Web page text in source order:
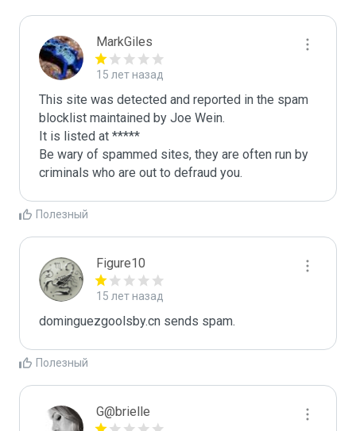
MarkGiles
15 лет назад
This site was detected and reported in the spam
blocklist maintained by Joe Wein.
It is listed at *****
Be wary of spammed sites, they are often run by
criminals who are out to defraud you.
Полезный
Figure10
15 лет назад
dominguezgoolsby.cn sends spam.
Полезный
G@brielle